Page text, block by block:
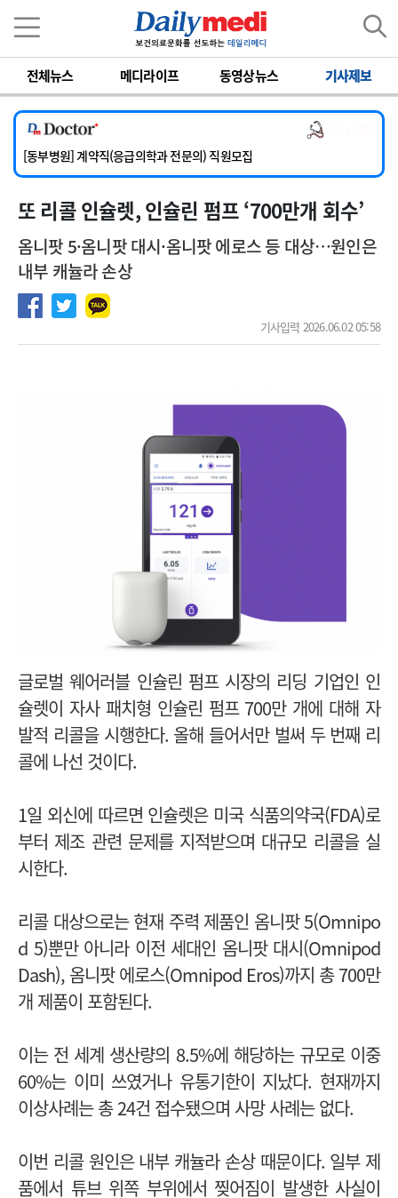
전체뉴스 메디라이프 동영상뉴스 기사제보
[서울아산병원] 2026년 하반기 인턴 모집
[영남대학교의료원] 마취통증의학과 임기제 임상의사 채용
[충남대학교병원] 소아청소년과(소아응급전담) 계약직 의사 공개채용
[동부병원] 계약직(응급의학과 전문의) 직원모집
[이대목동병원] 하반기 전공의(레지던트1년차) 모집
[서울아산병원] 2026년 하반기 인턴 모집
또 리콜 인슐렛, 인슐린 펌프 ‘700만개 회수’
옴니팟 5·옴니팟 대시·옴니팟 에로스 등 대상…원인은
내부 캐뉼라 손상
기사입력 2026.06.02 05:58
글로벌 웨어러블 인슐린 펌프 시장의 리딩 기업인 인
슐렛이 자사 패치형 인슐린 펌프 700만 개에 대해 자
발적 리콜을 시행한다. 올해 들어서만 벌써 두 번째 리
콜에 나선 것이다.
1일 외신에 따르면 인슐렛은 미국 식품의약국(FDA)로
부터 제조 관련 문제를 지적받으며 대규모 리콜을 실
시한다.
리콜 대상으로는 현재 주력 제품인 옴니팟 5(Omnipo
d 5)뿐만 아니라 이전 세대인 옴니팟 대시(Omnipod
Dash), 옴니팟 에로스(Omnipod Eros)까지 총 700만
개 제품이 포함된다.
이는 전 세계 생산량의 8.5%에 해당하는 규모로 이중
60%는 이미 쓰였거나 유통기한이 지났다. 현재까지
이상사례는 총 24건 접수됐으며 사망 사례는 없다.
이번 리콜 원인은 내부 캐뉼라 손상 때문이다. 일부 제
품에서 튜브 위쪽 부위에서 찢어짐이 발생한 사실이